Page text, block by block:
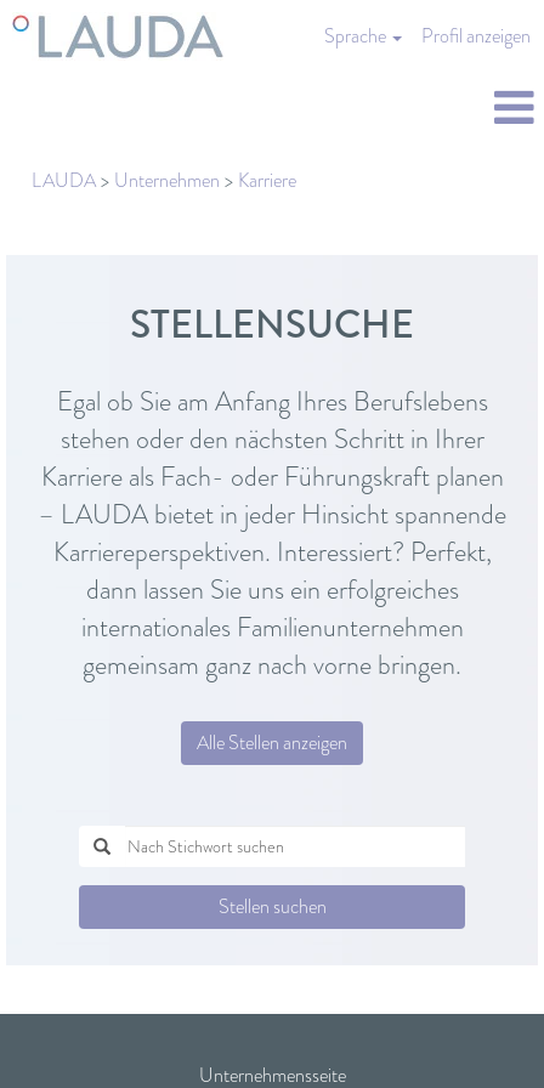
Sprache Profil anzeigen
LAUDA> Unternehmen > Karriere
STELLENSUCHE
Egal ob Sie am Anfang Ihres Berufslebens
stehen oder den nächsten Schritt in Ihrer
Karriere als Fach- oder Führungskraft planen
– LAUDA bietet in jeder Hinsicht spannende
Karriereperspektiven. Interessiert? Perfekt,
dann lassen Sie uns ein erfolgreiches
internationales Familienunternehmen
gemeinsam ganz nach vorne bringen.
Alle Stellen anzeigen
Stellen suchen
Unternehmensseite